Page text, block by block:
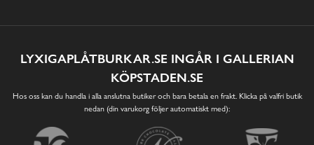
LYXIGAPLÅTBURKAR.SE INGÅR I GALLERIAN
KÖPSTADEN.SE
Hos oss kan du handla i alla anslutna butiker och bara betala en frakt. Klicka på valfri butik
nedan (din varukorg följer automatiskt med):